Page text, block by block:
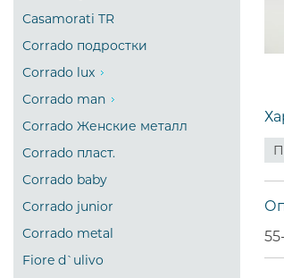
Casamorati TR
Corrado подростки
Corrado lux
Corrado man
Corrado Женские металл
Corrado пласт.
Corrado baby
Corrado junior
Corrado metal
Fiore d`ulivo